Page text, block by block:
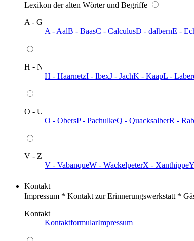
Lexikon der alten Wörter und Begriffe
A - G
A - AalB - BaasC - CalculusD - dalbernE -
H - N
H - HaarnetzI - IbexJ - JachK - KaapL -
O - U
O - ObersP - PachulkeQ - QuacksalberR -
V - Z
V - VabanqueW - WackelpeterX - Xanthippe
Kontakt
Impressum * Kontakt zur Erinnerungswerkstatt *
Kontakt
KontaktformularImpressum